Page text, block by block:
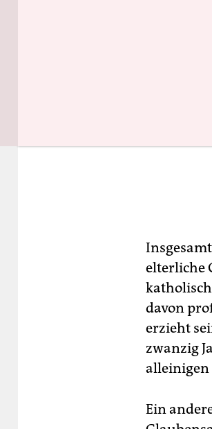
elterliche
davon
erzieht
zwanzig
alleinigen
Ein